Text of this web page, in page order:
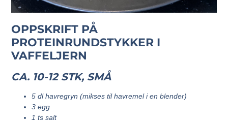
OPPSKRIFT PÅ
PROTEINRUNDSTYKKER I
VAFFELJERN
CA. 10-12 STK, SMÅ
5 dl havregryn (mikses til havremel i en blender)
3 egg
1 ts salt